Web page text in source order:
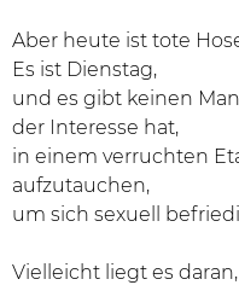
Aber heute ist tote
Es ist Dienstag,
und es gibt keinen
der Interesse hat,
in einem verruchten
aufzutauchen,
um sich sexuell
Vielleicht liegt es daran,